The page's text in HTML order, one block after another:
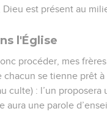
est présent au
l'Église
procéder, mes
chacun se tienne prêt à
culte) : l’un proposera
aura une parole